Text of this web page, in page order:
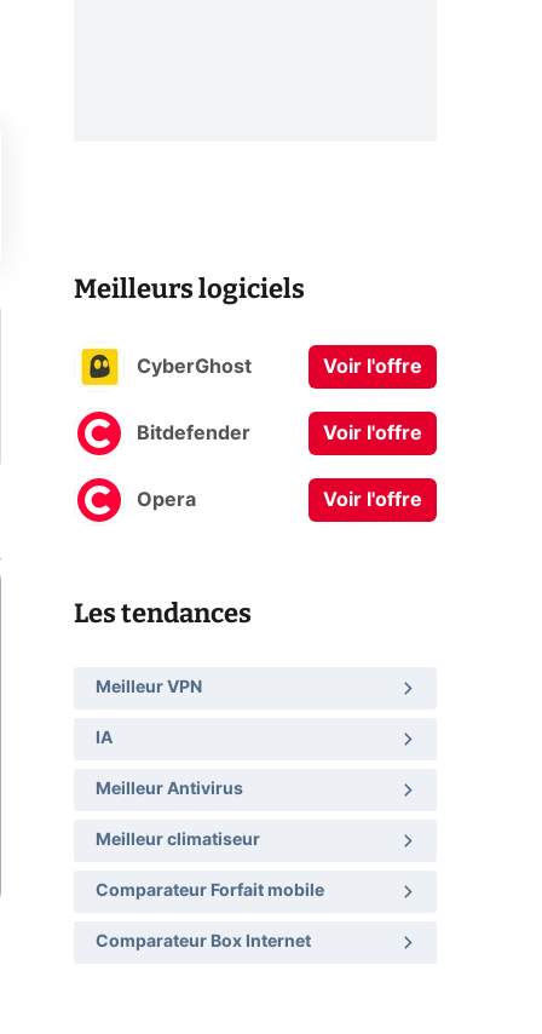
Meilleurs logiciels
CyberGhost Voir l'offre
Bitdefender Voir l'offre
Opera Voir l'offre
Les tendances
Meilleur VPN
IA
Meilleur Antivirus
Meilleur climatiseur
Comparateur Forfait mobile
Comparateur Box Internet